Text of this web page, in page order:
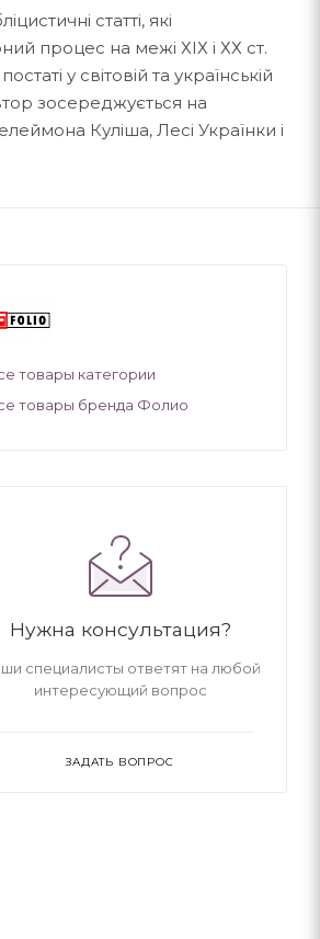
статті, які
процес на межі ХІХ і ХХ ст.
у світовій та українській
зосереджується на
Куліша, Лесі Українки і
товары категории
товары бренда Фолио
Нужна консультация?
специалисты ответят на любой
интересующий вопрос
ЗАДАТЬ ВОПРОС